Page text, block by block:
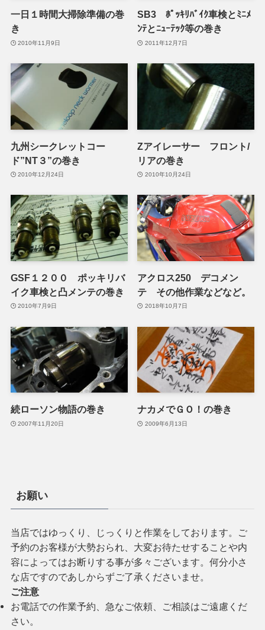
一日１時間大掃除準備の巻
き
2010年11月9日
SB3 ﾎﾟｯｷﾘﾊﾞｲｸ車検とﾐﾆﾒ
ﾝﾃとﾆｭｰﾃｯｸ等の巻き
2011年12月7日
九州シークレットコー
ド”NT３”の巻き
2010年12月24日
Zアイレーサー フロント/
リアの巻き
2010年10月24日
GSF１２００ ポッキリバ
イク車検と凸メンテの巻き
2010年7月9日
アクロス250 デコメン
テ その他作業などなど。
2018年10月7日
続ローソン物語の巻き
2007年11月20日
ナカメでＧＯ！の巻き
2009年6月13日
お願い
当店ではゆっくり、じっくりと作業をしております。ご
予約のお客様が大勢おられ、大変お待たせすることや内
容によってはお断りする事が多々ございます。何分小さ
な店ですのであしからずご了承くださいませ。
ご注意
お電話での作業予約、急なご依頼、ご相談はご遠慮くだ
さい。